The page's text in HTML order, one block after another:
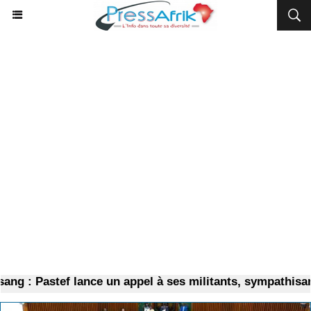
lance un appel à ses militants, sympathisants et